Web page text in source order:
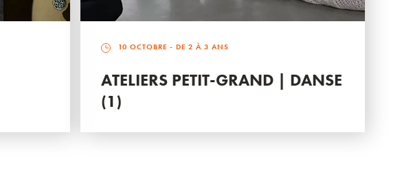
10 OCTOBRE - DE 2 À 3 ANS
ATELIERS PETIT-GRAND | DANSE
(1)